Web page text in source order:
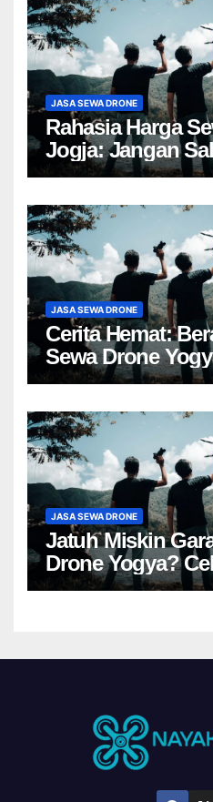
JASA SEWA DRONE
Rahasia Harga
Jogja: Jangan
JASA SEWA DRONE
Cerita Hemat:
Sewa Drone
JASA SEWA DRONE
Jatuh Miskin
Drone Yogya?